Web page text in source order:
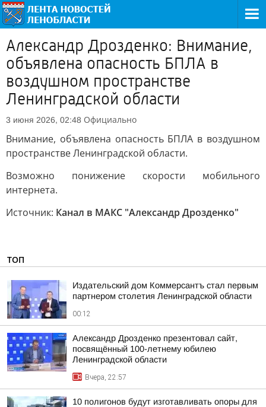
Александр Дрозденко: Внимание,
объявлена опасность БПЛА в
воздушном пространстве
Ленинградской области
3 июня 2026, 02:48 Официально
Внимание, объявлена опасность БПЛА в воздушном
пространстве Ленинградской области.
Возможно понижение скорости мобильного
интернета.
Источник: Канал в МАКС "Александр Дрозденко"
ТОП
Издательский дом Коммерсантъ стал первым
партнером столетия Ленинградской области
00:12
Александр Дрозденко презентовал сайт,
посвящённый 100-летнему юбилею
Ленинградской области
Вчера, 22:57
10 полигонов будут изготавливать опоры для